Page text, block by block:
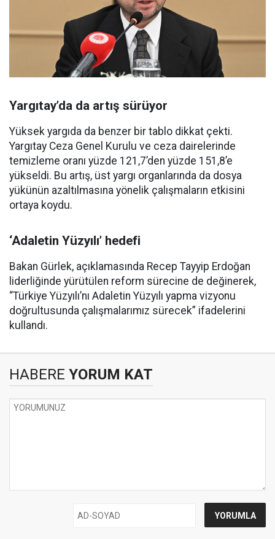
Yargıtay’da da artış sürüyor
Yüksek yargıda da benzer bir tablo dikkat çekti.
Yargıtay Ceza Genel Kurulu ve ceza dairelerinde
temizleme oranı yüzde 121,7’den yüzde 151,8’e
yükseldi. Bu artış, üst yargı organlarında da dosya
yükünün azaltılmasına yönelik çalışmaların etkisini
ortaya koydu.
‘Adaletin Yüzyılı’ hedefi
Bakan Gürlek, açıklamasında Recep Tayyip Erdoğan
liderliğinde yürütülen reform sürecine de değinerek,
“Türkiye Yüzyılı’nı Adaletin Yüzyılı yapma vizyonu
doğrultusunda çalışmalarımız sürecek” ifadelerini
kullandı.
HABERE YORUM KAT